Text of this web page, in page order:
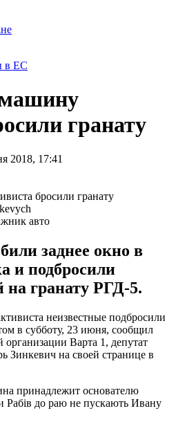
в ЕС
гранату
2018, 17:41
авто
заднее окно в
и подбросили
на гранату РГД-5.
неизвестные подбросили
в субботу, 23 июня, сообщил
Варта 1, депутат
Зинкевич на своей странице в
принадлежит основателю
Рабів до раю не пускають Ивану